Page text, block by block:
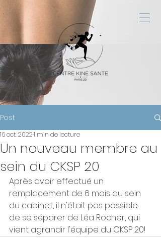
Post
Un nouveau membre au
sein du CKSP 20
16 oct. 20221 min de lecture
Après avoir effectué un
remplacement de 6 mois au sein
du cabinet, il n'était pas possible
de se séparer de Léa Rocher, qui
vient agrandir l'équipe du CKSP 20!